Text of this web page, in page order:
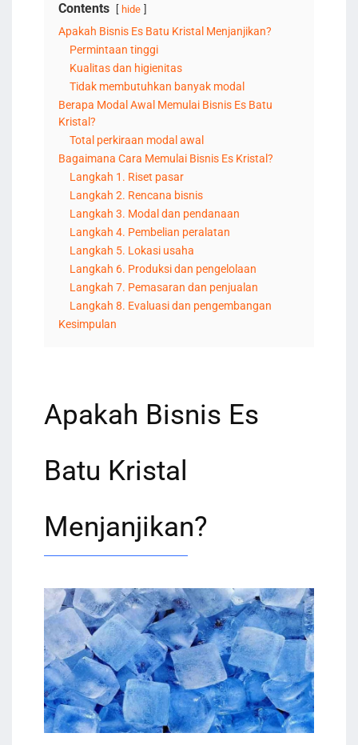
Contents hide
Apakah Bisnis Es Batu Kristal Menjanjikan?
Permintaan tinggi
Kualitas dan higienitas
Tidak membutuhkan banyak modal
Berapa Modal Awal Memulai Bisnis Es Batu
Kristal?
Total perkiraan modal awal
Bagaimana Cara Memulai Bisnis Es Kristal?
Langkah 1. Riset pasar
Langkah 2. Rencana bisnis
Langkah 3. Modal dan pendanaan
Langkah 4. Pembelian peralatan
Langkah 5. Lokasi usaha
Langkah 6. Produksi dan pengelolaan
Langkah 7. Pemasaran dan penjualan
Langkah 8. Evaluasi dan pengembangan
Kesimpulan
Apakah Bisnis Es
Batu Kristal
Menjanjikan?